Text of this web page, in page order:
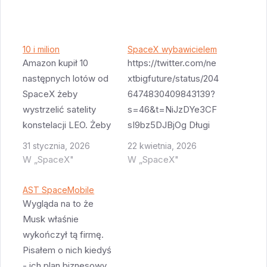
10 i milion
Amazon kupił 10
następnych lotów od
SpaceX żeby
wystrzelić satelity
konstelacji LEO. Żeby
Bezos się nie obraził
to Amazon także
„pewne” loty New
Glenn (co pewnie
wiąże się z
transferem
pieniędzy). A
jednocześnie Musk /
31 stycznia, 2026
W „SpaceX"
SpaceX wybawicielem
https://twitter.com/ne
xtbigfuture/status/204
6474830409843139?
s=46&t=NiJzDYe3CF
sI9bz5DJBjOg Długi
post o tym jak SpaceX
jest krytyczny dla
22 kwietnia, 2026
W „SpaceX"
AST SpaceMobile
Wygląda na to że
Musk właśnie
wykończył tą firmę.
Pisałem o nich kiedyś